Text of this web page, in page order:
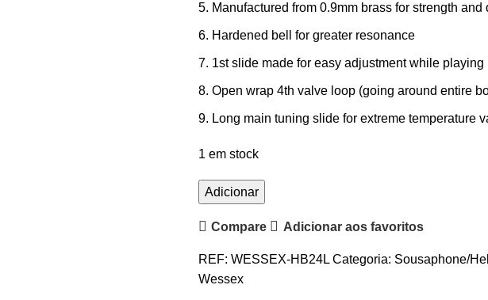
Manufactured from 0.9mm brass for strength and
Hardened bell for greater resonance
1st slide made for easy adjustment while playing
Open wrap 4th valve loop (going around entire
Long main tuning slide for extreme temperature
1 em stock
Quantidade
de
Helicon
Wessex
HB24
Adicionar
Compare Adicionar aos favoritos
REF: WESSEX-HB24L Categoria: Sousaphone/
Wessex